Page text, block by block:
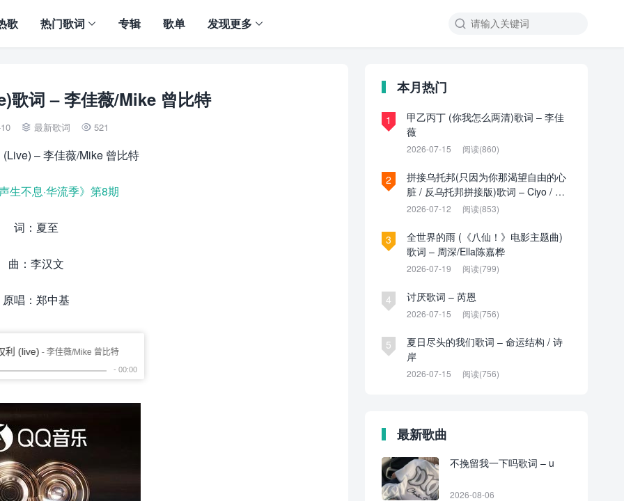

歌 热门歌词 专辑 歌单 发现更多
歌词 – 李佳薇/Mike 曾比特
 最新歌词  521
– 李佳薇/Mike 曾比特
生不息·华流季》第8期
词：夏至
曲：李汉文
原唱：郑中基
本月热门
1
甲乙丙丁 (你我怎么两清)歌词 – 李佳
薇
2026-07-15 阅读(860)
2
拼接乌托邦(只因为你那渴望自由的心
脏 / 反乌托邦拼接版)歌词 – Ciyo / 见
过夏天P / 乌托邦P
2026-07-12 阅读(853)
3
全世界的雨 (《八仙！》电影主题曲)
歌词 – 周深/Ella陈嘉桦
2026-07-19 阅读(799)
4 讨厌歌词 – 芮恩
2026-07-15 阅读(756)
5
夏日尽头的我们歌词 – 命运结构 / 诗
岸
2026-07-15 阅读(756)
最新歌曲
不挽留我一下吗歌词 – u
2026-08-06